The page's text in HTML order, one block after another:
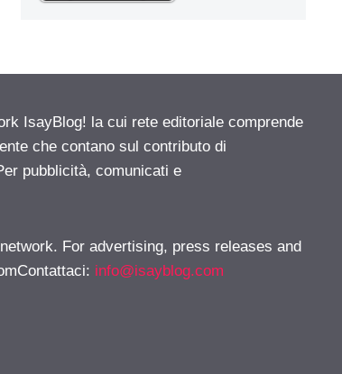
IsayBlog! la cui rete editoriale comprende
che contano sul contributo di
pubblicità, comunicati e
For advertising, press releases and
: info@isayblog.com